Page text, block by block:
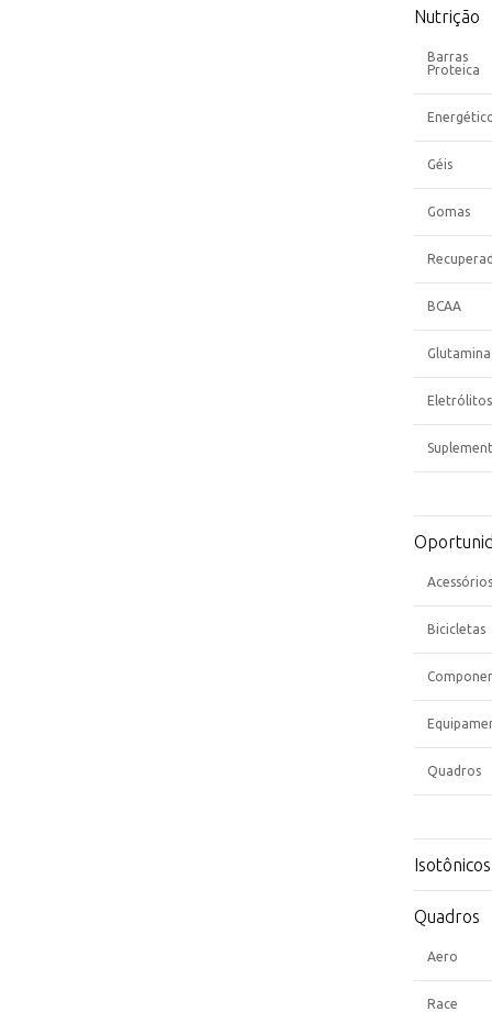
Nutrição
Barras
Proteica
Géis
Gomas
BCAA
Glutamina
Eletrólitos
Acessórios
Bicicletas
Quadros
Isotônicos
Quadros
Aero
Race